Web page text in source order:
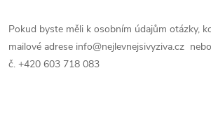
Pokud byste měli k osobním údajům otázky,
mailové adrese info@nejlevnejsivyziva.cz
č. +420 603 718 083